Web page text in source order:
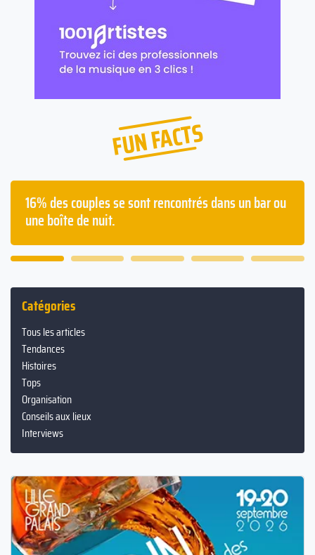
FUN FACTS
Les français passent en moyenne deux ans à avoir
la gueule de bois dans leur vie.
Catégories
Tous les articles
Tendances
Histoires
Tops
Organisation
Conseils aux lieux
Interviews